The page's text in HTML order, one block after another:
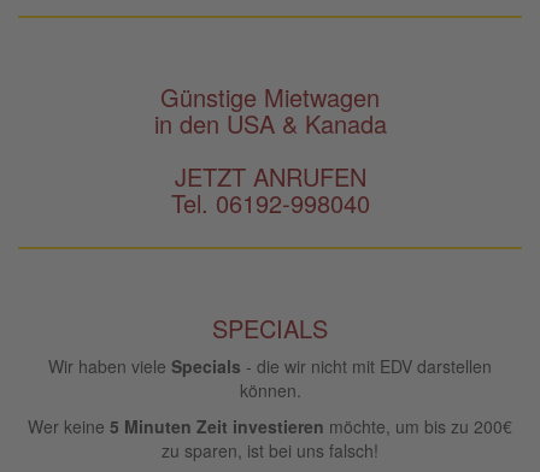
Günstige Mietwagen
in den USA & Kanada
JETZT ANRUFEN
Tel. 06192-998040
SPECIALS
Wir haben viele Specials - die wir nicht mit EDV darstellen
können.
Wer keine 5 Minuten Zeit investieren möchte, um bis zu 200€
zu sparen, ist bei uns falsch!